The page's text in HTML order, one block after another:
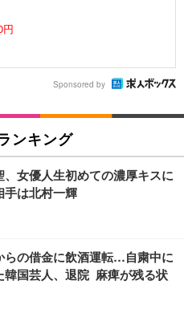
円
Sponsored by
ンキング
、女優人生初めての濃厚キスに
手は北村一輝
らの借金に飲酒運転…自粛中に
韓国芸人、退院 麻痺が残る状